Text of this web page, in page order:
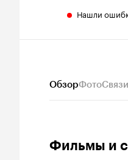
Нашли
ОбзорФотоСвязи
Фильмы и